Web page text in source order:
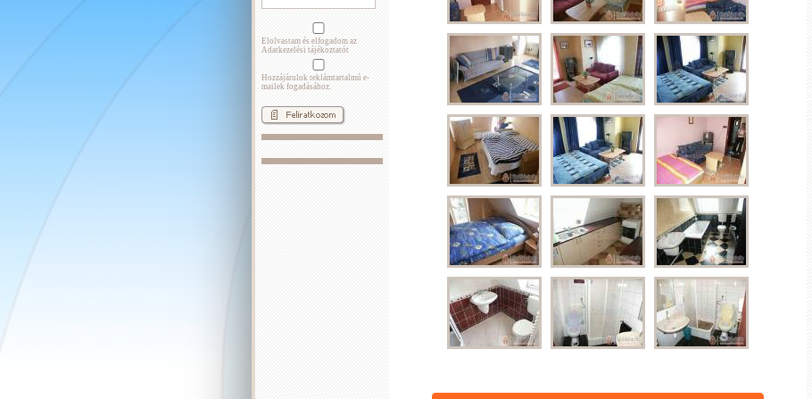
Elolvastam és elfogadom az
Adatkezelési tájékoztatót
Hozzájárulok reklámtartalmú e-
mailek fogadásához.